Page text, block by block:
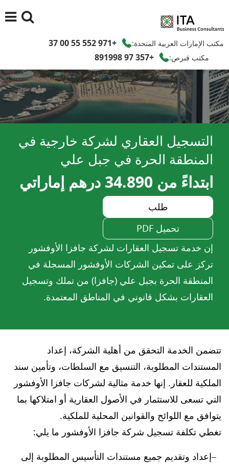
مكتب الإمارات العربية المتحدة: +971 552 55 00 37
مكتب قبرص: +357 97 891998
التسجيل العقاري لشركة خارجية في
المنطقة الحرة في جبل علي
ابتداءً من 34.890 درهم إماراتي
طلب
تحميل PDF
إن خدمة تسجيل العقارات لشركة جافزا الأوفشور
تركز على تمكين الشركات الأوفشور المسجلة في
المنطقة الحرة بجبل علي (جافزا) من تملك وتسجيل
العقارات بشكل قانوني في المناطق المعتمدة.
تتضمن الخدمة التحقق من أهلية الشركة، إعداد
المستندات المطلوبة، التنسيق مع السلطات، وتأمين سند
الملكية للعقار. إنها خدمة مثالية لشركات جافزا الأوفشور
التي تسعى للاستثمار في الأصول العقارية أو امتلاكها بما
يتوافق مع اللوائح والقوانين المحلية للملكية.
تغطي تكلفة تسجيل شركة جافزا الأوفشور ما يلي:
إعداد وتقديم جميع مستندات التأسيس المطلوبة إلى